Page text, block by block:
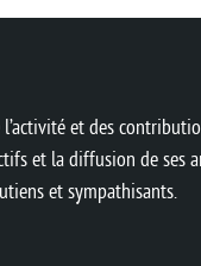
et des
et la diffusion de ses
et sympathisants.